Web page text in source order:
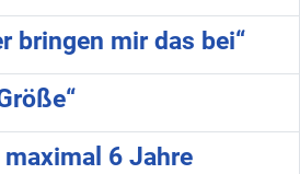
bringen mir das bei“
maximal 6 Jahre